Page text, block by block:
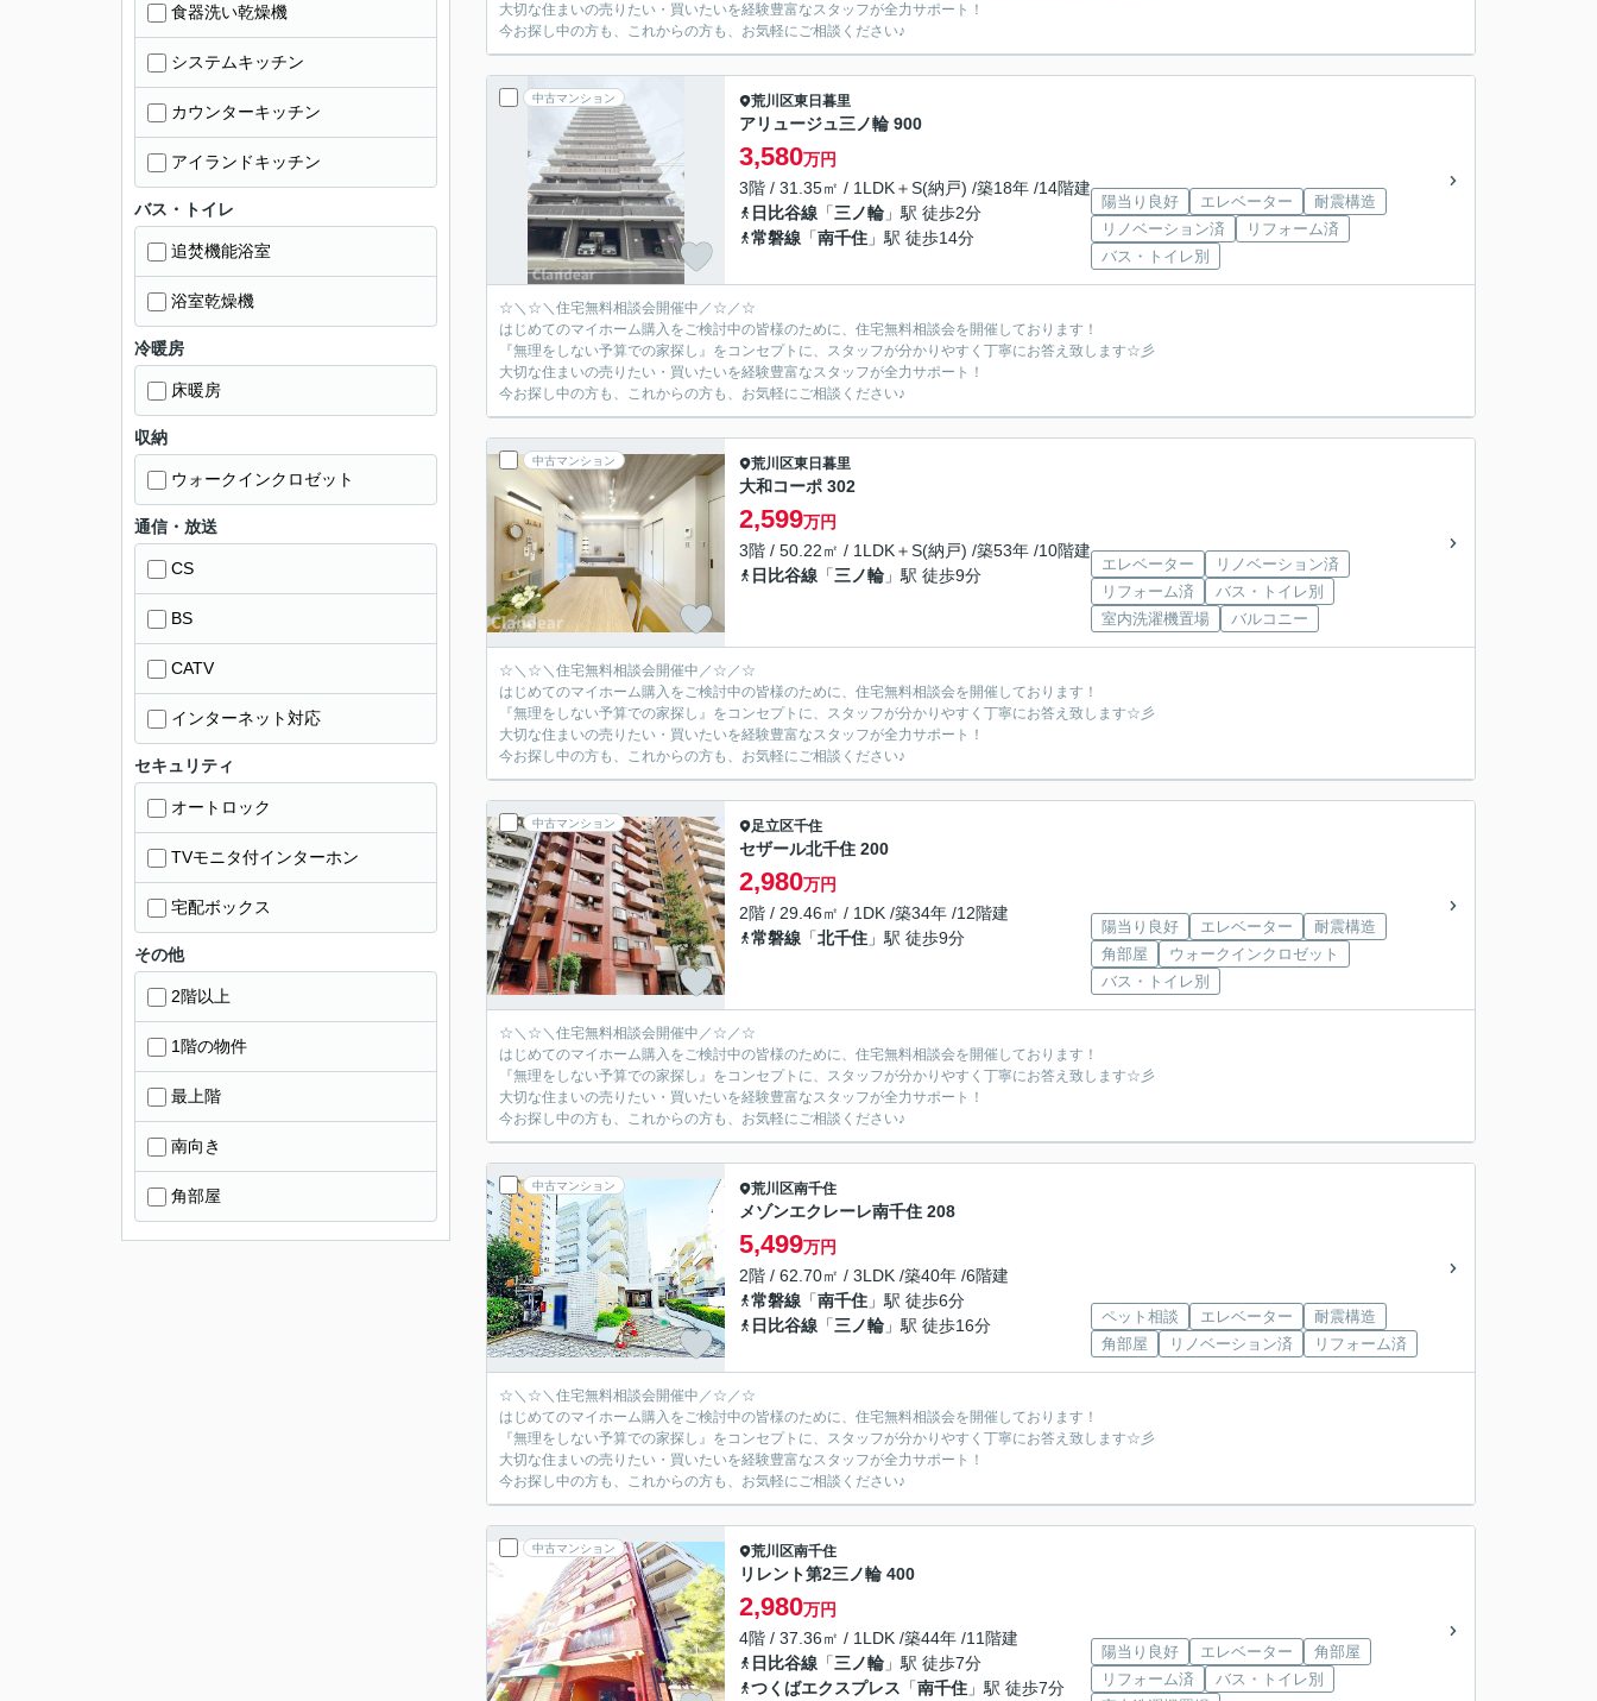
大切な住まいの売りたい・買いたいを経験豊富なスタッフが全力サポート！
今お探し中の方も、これからの方も、お気軽にご相談ください♪
中古マンション 荒川区東日暮里
アリュージュ三ノ輪 900
3,580万円
3階 / 31.35㎡ / 1LDK＋S(納戸) /築18年 /14階建
日比谷線 「三ノ輪 」駅 徒歩2分
常磐線 「南千住 」駅 徒歩14分
陽当り良好 エレベーター
耐震構造
リノベーション済
リフォーム済
バス・トイレ別
☆＼☆＼住宅無料相談会開催中／☆／☆
はじめてのマイホーム購入をご検討中の皆様のために、住宅無料相談会を開催しております！
『無理をしない予算での家探し』をコンセプトに、スタッフが分かりやすく丁寧にお答え致します☆彡
大切な住まいの売りたい・買いたいを経験豊富なスタッフが全力サポート！
今お探し中の方も、これからの方も、お気軽にご相談ください♪
中古マンション 荒川区東日暮里
大和コーポ 302
2,599万円
3階 / 50.22㎡ / 1LDK＋S(納戸) /築53年 /10階建
日比谷線 「三ノ輪 」駅 徒歩9分
エレベーター
リノベーション済
リフォーム済
バス・トイレ別
室内洗濯機置場
バルコニー
☆＼☆＼住宅無料相談会開催中／☆／☆
はじめてのマイホーム購入をご検討中の皆様のために、住宅無料相談会を開催しております！
『無理をしない予算での家探し』をコンセプトに、スタッフが分かりやすく丁寧にお答え致します☆彡
大切な住まいの売りたい・買いたいを経験豊富なスタッフが全力サポート！
今お探し中の方も、これからの方も、お気軽にご相談ください♪
中古マンション 足立区千住
セザール北千住 200
2,980万円
2階 / 29.46㎡ / 1DK /築34年 /12階建
常磐線 「北千住 」駅 徒歩9分
陽当り良好 エレベーター
耐震構造
角部屋
ウォークインクロゼット
バス・トイレ別
☆＼☆＼住宅無料相談会開催中／☆／☆
はじめてのマイホーム購入をご検討中の皆様のために、住宅無料相談会を開催しております！
『無理をしない予算での家探し』をコンセプトに、スタッフが分かりやすく丁寧にお答え致します☆彡
大切な住まいの売りたい・買いたいを経験豊富なスタッフが全力サポート！
今お探し中の方も、これからの方も、お気軽にご相談ください♪
中古マンション 荒川区南千住
メゾンエクレーレ南千住 208
5,499万円
2階 / 62.70㎡ / 3LDK /築40年 /6階建
常磐線 「南千住 」駅 徒歩6分
日比谷線 「三ノ輪 」駅 徒歩16分 ペット相談 エレベーター
耐震構造
角部屋
リノベーション済 リフォーム済
☆＼☆＼住宅無料相談会開催中／☆／☆
はじめてのマイホーム購入をご検討中の皆様のために、住宅無料相談会を開催しております！
『無理をしない予算での家探し』をコンセプトに、スタッフが分かりやすく丁寧にお答え致します☆彡
大切な住まいの売りたい・買いたいを経験豊富なスタッフが全力サポート！
今お探し中の方も、これからの方も、お気軽にご相談ください♪
中古マンション 荒川区南千住
リレント第2三ノ輪 400
2,980万円
4階 / 37.36㎡ / 1LDK /築44年 /11階建
日比谷線 「三ノ輪 」駅 徒歩7分
つくばエクスプレス 「南千住 」駅 徒歩7分
陽当り良好 エレベーター
角部屋
リフォーム済
バス・トイレ別
食器洗い乾燥機
システムキッチン
カウンターキッチン
アイランドキッチン
バス・トイレ
追焚機能浴室
浴室乾燥機
冷暖房
床暖房
収納
ウォークインクロゼット
通信・放送
CS
BS
CATV
インターネット対応
セキュリティ
オートロック
TVモニタ付インターホン
宅配ボックス
その他
2階以上
1階の物件
最上階
南向き
角部屋